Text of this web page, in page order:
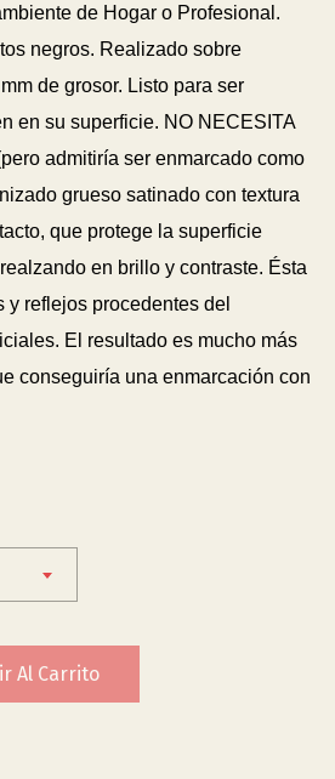
de Hogar o Profesional.
negros. Realizado sobre
de grosor. Listo para ser
en su superficie. NO NECESITA
admitiría ser enmarcado como
grueso satinado con textura
que protege la superficie
en brillo y contraste. Ésta
reflejos procedentes del
El resultado es mucho más
conseguiría una enmarcación con
Al Carrito